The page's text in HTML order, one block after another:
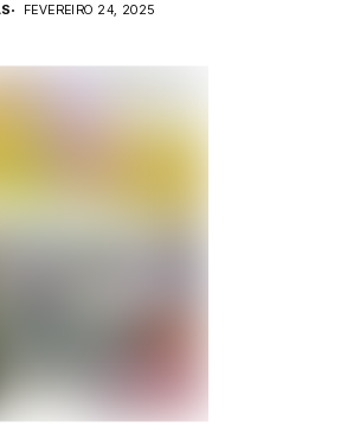
FEVEREIRO 24, 2025